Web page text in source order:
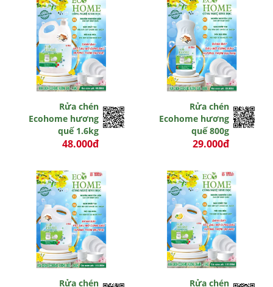
Rửa chén
Ecohome hương
quế 1.6kg
48.000đ
Rửa chén
Ecohome hương
quế 800g
29.000đ
Rửa chén
Rửa chén